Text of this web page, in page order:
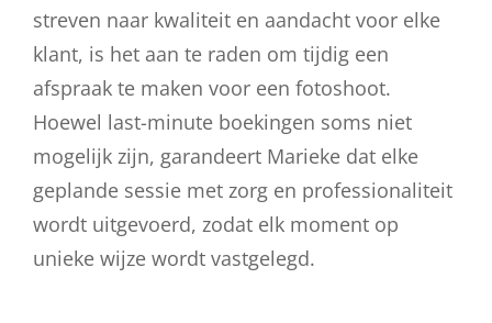
streven naar kwaliteit en aandacht voor elke
klant, is het aan te raden om tijdig een
afspraak te maken voor een fotoshoot.
Hoewel last-minute boekingen soms niet
mogelijk zijn, garandeert Marieke dat elke
geplande sessie met zorg en professionaliteit
wordt uitgevoerd, zodat elk moment op
unieke wijze wordt vastgelegd.